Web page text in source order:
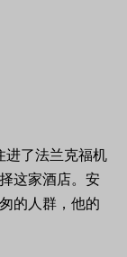
进了法兰克福机
这家酒店。安
的人群，他的